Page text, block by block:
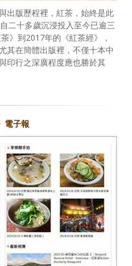
出版歷程裡，紅茶，始終是此
十多歲沉浸投入至今已逾三
》到2017年的《紅茶經》，
其在簡體出版裡，不僅十本中
印行之深廣程度應也勝於其
電子報